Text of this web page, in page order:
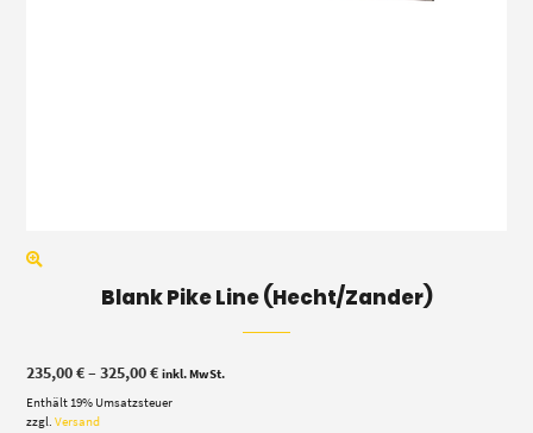
Blank Pike Line (Hecht/Zander)
235,00€–325,00€Preisspanne:
bis
inkl. MwSt.
Enthält 19% Umsatzsteuer
zzgl.Versand